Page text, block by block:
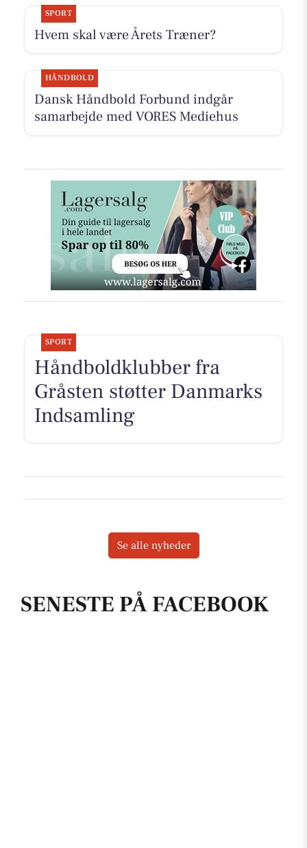
SENESTE PÅ FACEBOOK
SPORT
Hvem skal være Årets Træner?
HÅNDBOLD
Dansk Håndbold Forbund indgår
samarbejde med VORES Mediehus
SPORT
Håndboldklubber fra
Gråsten støtter Danmarks
Indsamling
Se alle nyheder